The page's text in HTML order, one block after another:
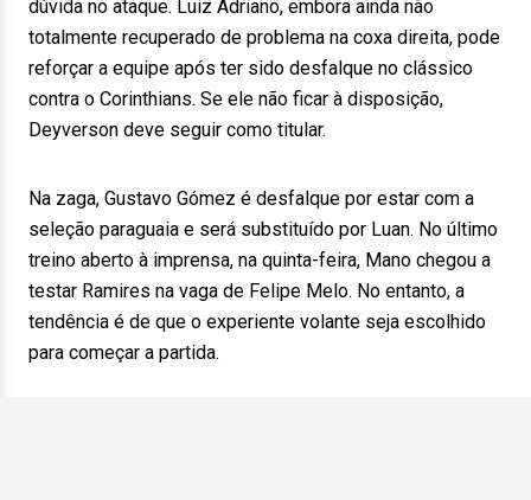
dúvida no ataque. Luiz Adriano, embora ainda não
totalmente recuperado de problema na coxa direita, pode
reforçar a equipe após ter sido desfalque no clássico
contra o Corinthians. Se ele não ficar à disposição,
Deyverson deve seguir como titular.
Na zaga, Gustavo Gómez é desfalque por estar com a
seleção paraguaia e será substituído por Luan. No último
treino aberto à imprensa, na quinta-feira, Mano chegou a
testar Ramires na vaga de Felipe Melo. No entanto, a
tendência é de que o experiente volante seja escolhido
para começar a partida.